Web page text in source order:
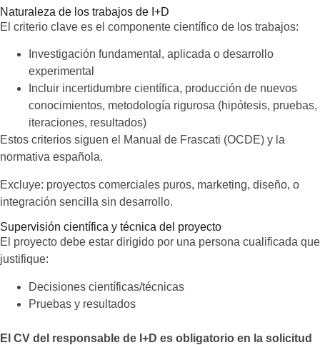
Naturaleza de los trabajos de I+D
El criterio clave es el componente científico de los trabajos:
Investigación fundamental, aplicada o desarrollo
experimental
Incluir incertidumbre científica, producción de nuevos
conocimientos, metodología rigurosa (hipótesis, pruebas,
iteraciones, resultados)
Estos criterios siguen el Manual de Frascati (OCDE) y la
normativa española.
Excluye: proyectos comerciales puros, marketing, diseño, o
integración sencilla sin desarrollo.
Supervisión científica y técnica del proyecto
El proyecto debe estar dirigido por una persona cualificada que
justifique:
Decisiones científicas/técnicas
Pruebas y resultados
El CV del responsable de I+D es obligatorio en la solicitud